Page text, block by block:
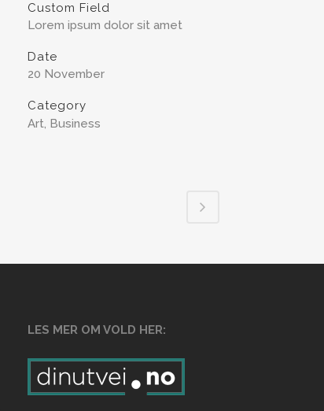
Custom Field
Lorem ipsum dolor sit amet
Date
20 November
Category
Art, Business
LES MER OM VOLD HER: